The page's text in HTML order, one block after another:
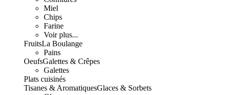
Miel
Chips
Farine
Voir plus...
FruitsLa Boulange
Pains
OeufsGalettes & Crêpes
Galettes
Plats cuisinés
Tisanes & AromatiquesGlaces & Sorbets